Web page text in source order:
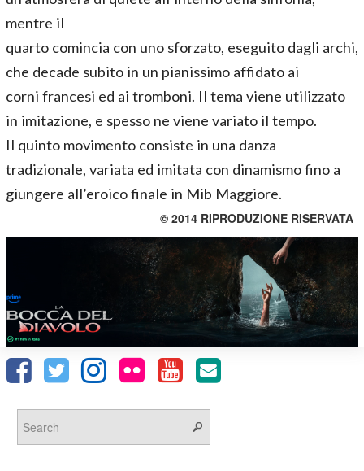
mentre il
quarto comincia con uno sforzato, eseguito dagli archi,
che decade subito in un pianissimo affidato ai
corni francesi ed ai tromboni. Il tema viene utilizzato
in imitazione, e spesso ne viene variato il tempo.
Il quinto movimento consiste in una danza
tradizionale, variata ed imitata con dinamismo fino a
giungere all’eroico finale in Mib Maggiore.
© 2014 RIPRODUZIONE RISERVATA